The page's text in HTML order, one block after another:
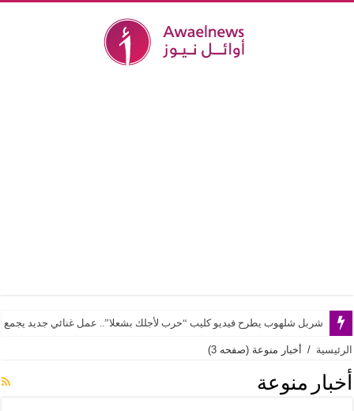
شربل شلهوب يطرح فيديو كليب “حرب لأجلك بشعلا”.. عمل غنائي جديد يجمع
الرئيسية / أخبار منوعة (صفحه 3)
أخبار منوعة